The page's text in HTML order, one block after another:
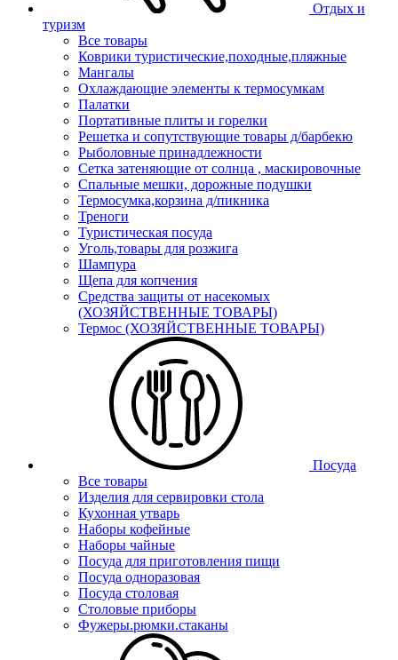
Отдых и
туризм
Все товары
Коврики туристические,походные,пляжные
Мангалы
Охлаждающие элементы к термосумкам
Палатки
Портативные плиты и горелки
Решетка и сопутствующие товары д/барбекю
Рыболовные принадлежности
Сетка затеняющие от солнца , маскировочные
Спальные мешки, дорожные подушки
Термосумка,корзина д/пикника
Треноги
Туристическая посуда
Уголь,товары для розжига
Шампура
Щепа для копчения
Средства защиты от насекомых
(ХОЗЯЙСТВЕННЫЕ ТОВАРЫ)
Термос (ХОЗЯЙСТВЕННЫЕ ТОВАРЫ)
Посуда
Все товары
Изделия для сервировки стола
Кухонная утварь
Наборы кофейные
Наборы чайные
Посуда для приготовления пищи
Посуда одноразовая
Посуда столовая
Столовые приборы
Фужеры.рюмки.стаканы